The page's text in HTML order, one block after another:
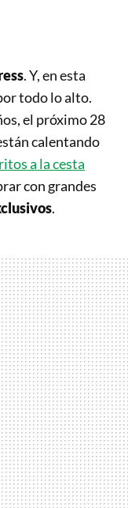
. Y, en esta
todo lo alto.
el próximo 28
calentando
a la cesta
con grandes
.